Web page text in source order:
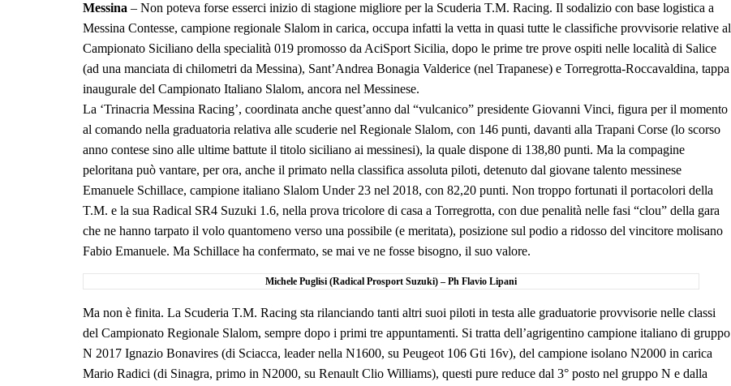
Messina – Non poteva forse esserci inizio di stagione migliore per la Scuderia T.M. Racing. Il sodalizio con base logistica a
Messina Contesse, campione regionale Slalom in carica, occupa infatti la vetta in quasi tutte le classifiche provvisorie relative al
Campionato Siciliano della specialità 019 promosso da AciSport Sicilia, dopo le prime tre prove ospiti nelle località di Salice
(ad una manciata di chilometri da Messina), Sant’Andrea Bonagia Valderice (nel Trapanese) e Torregrotta-Roccavaldina, tappa
inaugurale del Campionato Italiano Slalom, ancora nel Messinese.
La ‘Trinacria Messina Racing’, coordinata anche quest’anno dal “vulcanico” presidente Giovanni Vinci, figura per il momento
al comando nella graduatoria relativa alle scuderie nel Regionale Slalom, con 146 punti, davanti alla Trapani Corse (lo scorso
anno contese sino alle ultime battute il titolo siciliano ai messinesi), la quale dispone di 138,80 punti. Ma la compagine
peloritana può vantare, per ora, anche il primato nella classifica assoluta piloti, detenuto dal giovane talento messinese
Emanuele Schillace, campione italiano Slalom Under 23 nel 2018, con 82,20 punti. Non troppo fortunati il portacolori della
T.M. e la sua Radical SR4 Suzuki 1.6, nella prova tricolore di casa a Torregrotta, con due penalità nelle fasi “clou” della gara
che ne hanno tarpato il volo quantomeno verso una possibile (e meritata), posizione sul podio a ridosso del vincitore molisano
Fabio Emanuele. Ma Schillace ha confermato, se mai ve ne fosse bisogno, il suo valore.
Michele Puglisi (Radical Prosport Suzuki) – Ph Flavio Lipani
Ma non è finita. La Scuderia T.M. Racing sta rilanciando tanti altri suoi piloti in testa alle graduatorie provvisorie nelle classi
del Campionato Regionale Slalom, sempre dopo i primi tre appuntamenti. Si tratta dell’agrigentino campione italiano di gruppo
N 2017 Ignazio Bonavires (di Sciacca, leader nella N1600, su Peugeot 106 Gti 16v), del campione isolano N2000 in carica
Mario Radici (di Sinagra, primo in N2000, su Renault Clio Williams), questi pure reduce dal 3° posto nel gruppo N e dalla